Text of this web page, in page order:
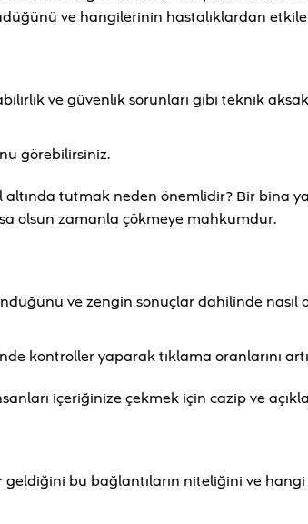
ve hangilerinin hastalıklardan
ve güvenlik sorunları gibi teknik
görebilirsiniz.
tutmak neden önemlidir? Bir bina
olsun zamanla çökmeye mahkumdur.
ve zengin sonuçlar dahilinde nasıl
kontroller yaparak tıklama oranlarını
içeriğinize çekmek için cazip ve
bu bağlantıların niteliğini ve hangi